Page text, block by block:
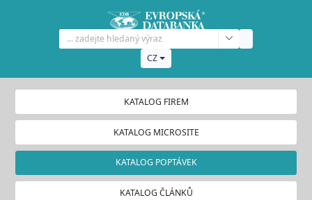
CZ
KATALOG FIREM
KATALOG MICROSITE
KATALOG POPTÁVEK
KATALOG ČLÁNKŮ